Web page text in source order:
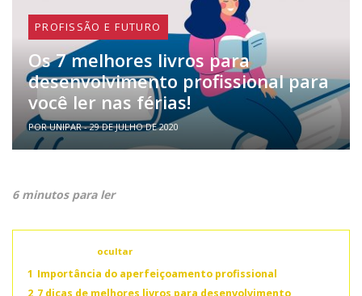
PROFISSÃO E FUTURO
Os 7 melhores livros para
desenvolvimento profissional para
você ler nas férias!
POR UNIPAR - 29 DE JULHO DE 2020
6 minutos para ler
ocultar
1 Importância do aperfeiçoamento profissional
2 7 dicas de melhores livros para desenvolvimento